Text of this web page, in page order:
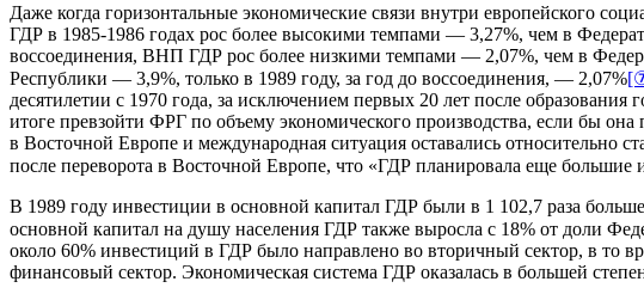
Даже когда горизонтальные экономические связи внутри европейского
ГДР в 1985-1986 годах рос более высокими темпами — 3,27%, чем в
воссоединения, ВНП ГДР рос более низкими темпами — 2,07%, чем в
Республики — 3,9%, только в 1989 году, за год до воссоединения, — 2,07%
десятилетии с 1970 года, за исключением первых 20 лет после
итоге превзойти ФРГ по объему экономического производства, если бы она
в Восточной Европе и международная ситуация оставались относительно
после переворота в Восточной Европе, что «ГДР планировала еще большие
В 1989 году инвестиции в основной капитал ГДР были в 1 102,7 раза
основной капитал на душу населения ГДР также выросла с 18% от доли
около 60% инвестиций в ГДР было направлено во вторичный сектор, в то
финансовый сектор. Экономическая система ГДР оказалась в большей